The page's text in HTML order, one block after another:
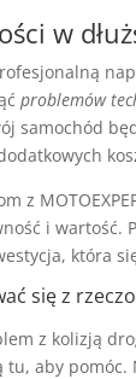
w
problemów
samochód
z
i wartość.
która
się z
z kolizją
tu, aby pomóc.